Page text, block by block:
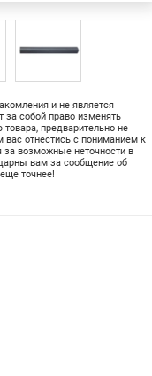
и не является
за собой право изменять
предварительно не
вас отнестись с пониманием к
за возможные неточности в
вам за сообщение об
точнее!